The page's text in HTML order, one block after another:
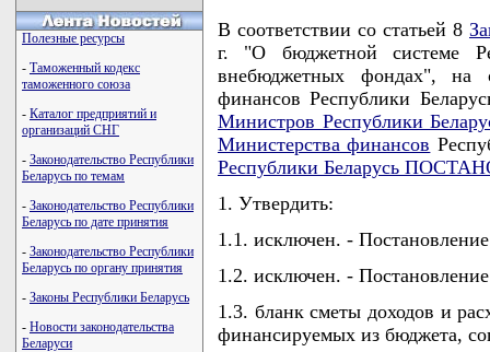
Полезные ресурсы
- Таможенный кодекс
таможенного союза
- Каталог предприятий и
организаций СНГ
- Законодательство Республики
Беларусь по темам
- Законодательство Республики
Беларусь по дате принятия
- Законодательство Республики
Беларусь по органу принятия
- Законы Республики Беларусь
- Новости законодательства
Беларуси
В соответствии со статьей 8
г. "О бюджетной системе
внебюджетных фондах", на
финансов Республики
Министров Республики
Министерства финансов
Республики Беларусь
1. Утвердить:
1.1. исключен. -
1.2. исключен. -
1.3. бланк сметы доходов и
финансируемых из бюджета,